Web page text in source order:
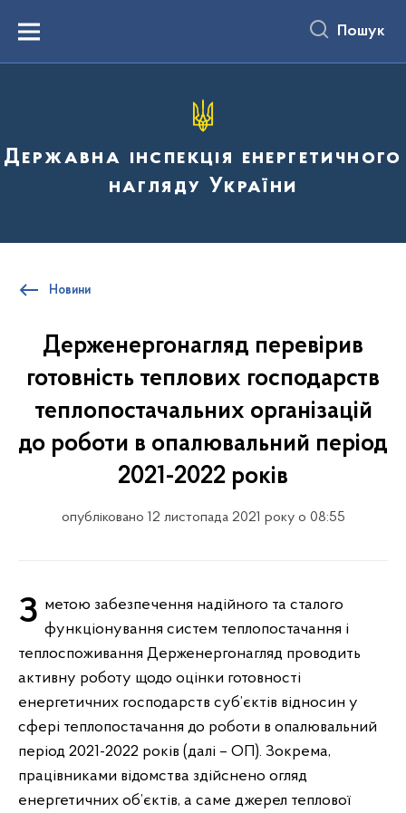
вмістуMenu Пошук
Державна інспекція енергетичного
нагляду України
Новини
Держенергонагляд перевірив
готовність теплових господарств
теплопостачальних організацій
до роботи в опалювальний період
2021-2022 років
опубліковано 12 листопада 2021 року о 08:55
З метою забезпечення надійного та сталого функціонування систем теплопостачання і
теплоспоживання Держенергонагляд проводить
активну роботу щодо оцінки готовності
енергетичних господарств суб’єктів відносин у
сфері теплопостачання до роботи в опалювальний
період 2021-2022 років (далі – ОП). Зокрема,
працівниками відомства здійснено огляд
енергетичних об’єктів, а саме джерел теплової